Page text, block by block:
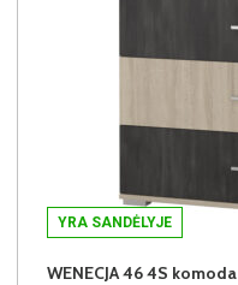
YRA SANDĖLYJE
WENECJA 46 4S komoda